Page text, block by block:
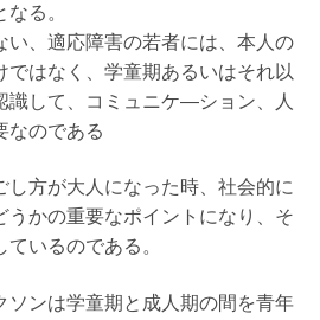
る。
い、適応障害の若者には、本人の
ではなく、学童期あるいはそれ以
識して、コミュニケ―ション、人
なのである
方が大人になった時、社会的に
うかの重要なポイントになり、そ
いるのである。
ソンは学童期と成人期の間を青年